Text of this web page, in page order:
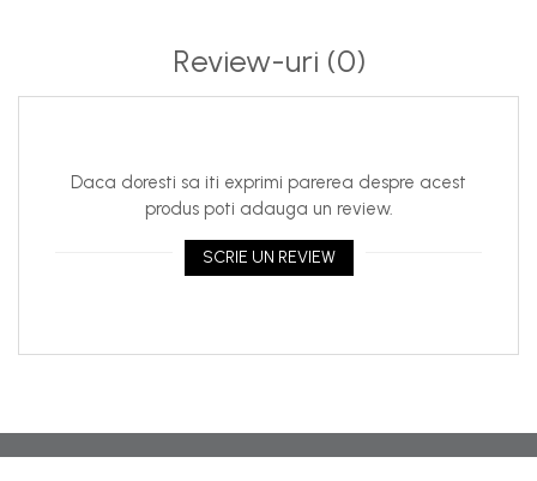
principiului recunoașterii reciproce în UE.
Review-uri (0)
Daca doresti sa iti exprimi parerea despre acest
produs poti adauga un review.
SCRIE UN REVIEW